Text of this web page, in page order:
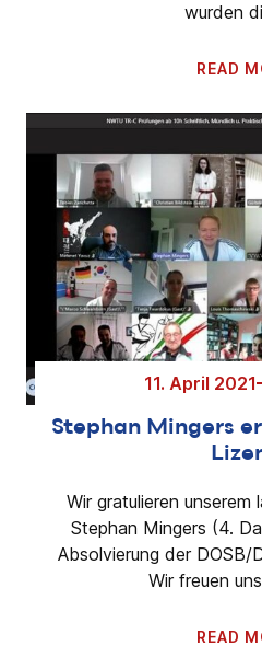
wurden
READ
11. April 2021
Stephan Mingers
Wir gratulieren unserem
Stephan Mingers (4.
Absolvierung der DOSB/
Wir freuen
READ